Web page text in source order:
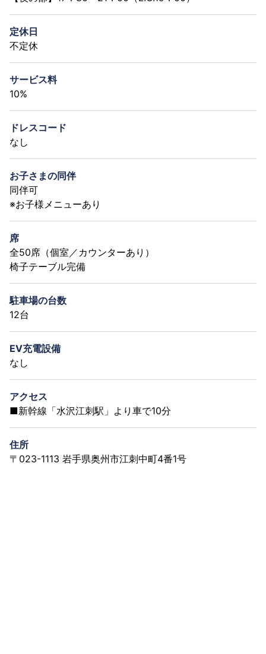
定休日
不定休
サービス料
10%
ドレスコード
なし
お子さまの同伴
同伴可
※お子様メニューあり
席
全50席（個室／カウンターあり）
椅子テーブル完備
駐車場の台数
12台
EV充電設備
なし
アクセス
■新幹線「水沢江刺駅」より車で10分
住所
〒023-1113 岩手県奥州市江刺中町4番1号